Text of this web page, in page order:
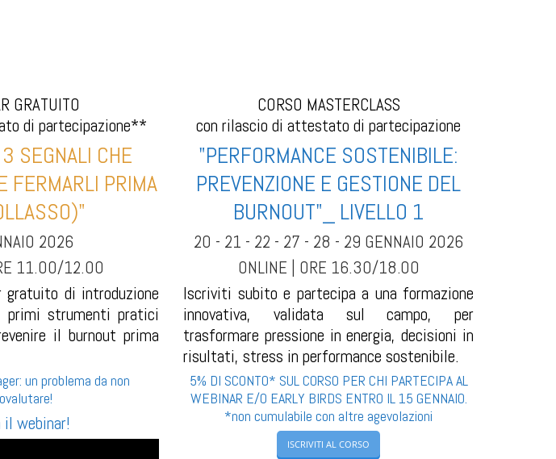
GRATUITO
di partecipazione**
SEGNALI CHE
FERMARLI PRIMA
2026
11.00/12.00
gratuito di introduzione
strumenti pratici
il burnout prima
un problema da non
il webinar!
CORSO MASTERCLASS
con rilascio di attestato di partecipazione
"PERFORMANCE SOSTENIBILE:
PREVENZIONE E GESTIONE DEL
BURNOUT"_ LIVELLO 1
20 - 21 - 22 - 27 - 28 - 29 GENNAIO 2026
ONLINE | ORE 16.30/18.00
Iscriviti subito e partecipa a una formazione
innovativa, validata sul campo, per
trasformare pressione in energia, decisioni in
risultati, stress in performance sostenibile.
5% DI SCONTO* SUL CORSO PER CHI PARTECIPA AL
WEBINAR E/O EARLY BIRDS ENTRO IL 15 GENNAIO.
*non cumulabile con altre agevolazioni
ISCRIVITI AL CORSO